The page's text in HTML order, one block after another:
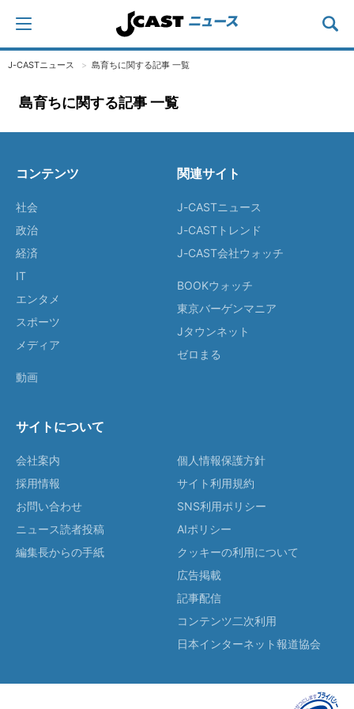
J-CASTニュース 島育ちに関する記事 一覧
島育ちに関する記事 一覧
コンテンツ
社会
政治
経済
IT
エンタメ
スポーツ
メディア
動画
関連サイト
J-CASTニュース
J-CASTトレンド
J-CAST会社ウォッチ
BOOKウォッチ
東京バーゲンマニア
Jタウンネット
ゼロまる
サイトについて
会社案内
採用情報
お問い合わせ
ニュース読者投稿
編集長からの手紙
個人情報保護方針
サイト利用規約
SNS利用ポリシー
AIポリシー
クッキーの利用について
広告掲載
記事配信
コンテンツ二次利用
日本インターネット報道協会